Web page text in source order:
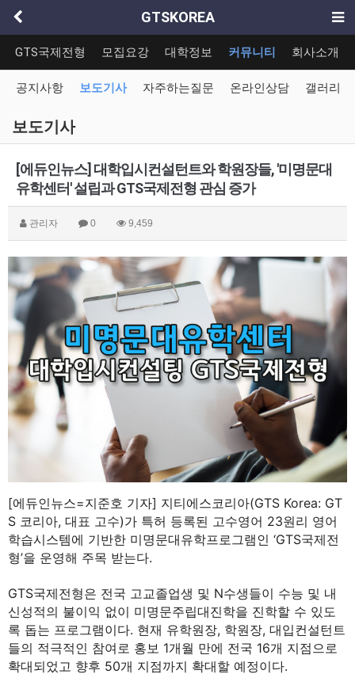
GTSKOREA
GTS국제전형 모집요강 대학정보 커뮤니티 회사소개
공지사항 보도기사 자주하는질문 온라인상담 갤러리
보도기사
[에듀인뉴스] 대학입시컨설턴트와 학원장들, '미명문대
유학센터' 설립과 GTS국제전형 관심 증가
관리자 0 9,459
[에듀인뉴스=지준호 기자] 지티에스코리아(GTS Korea: GT
S 코리아, 대표 고수)가 특허 등록된 고수영어 23원리 영어
학습시스템에 기반한 미명문대유학프로그램인 ‘GTS국제전
형’을 운영해 주목 받는다.
GTS국제전형은 전국 고교졸업생 및 N수생들이 수능 및 내
신성적의 불이익 없이 미명문주립대진학을 진학할 수 있도
록 돕는 프로그램이다. 현재 유학원장, 학원장, 대입컨설턴트
들의 적극적인 참여로 홍보 1개월 만에 전국 16개 지점으로
확대되었고 향후 50개 지점까지 확대할 예정이다.